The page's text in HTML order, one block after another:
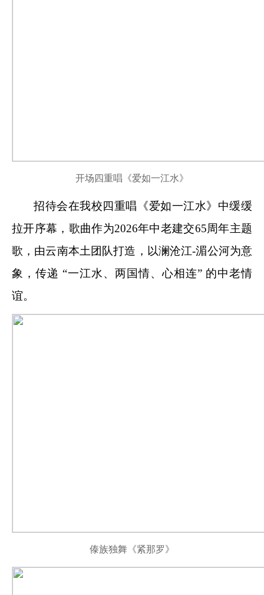
开场四重唱 《爱如一江水》
招待会在我校四重唱 《爱如一江水》中缓缓
拉开序幕， 歌曲作为2026年中老建交65周年主题
歌，由云南本土团队打造，以澜沧江-湄公河为意
象，传递 “一江水、两国情、心相连” 的中老情
谊。
傣族独舞 《紧那罗》